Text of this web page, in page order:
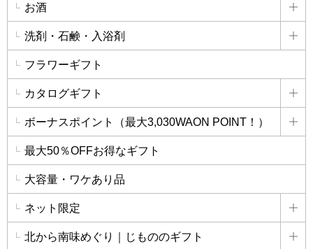
お酒
詳
洗剤・石鹸・入浴剤
詳
フラワーギフト
カタログギフト
詳
ボーナスポイント（最大3,030WAON POINT！）
詳
最大50％OFFお得なギフト
大容量・ワケあり品
ネット限定
詳
北から南味めぐり｜じもののギフト
詳